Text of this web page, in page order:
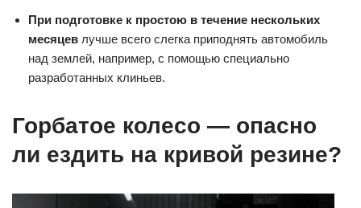
При подготовке к простою в течение нескольких
месяцев лучше всего слегка приподнять автомобиль
над землей, например, с помощью специально
разработанных клиньев.
Горбатое колесо — опасно
ли ездить на кривой резине?